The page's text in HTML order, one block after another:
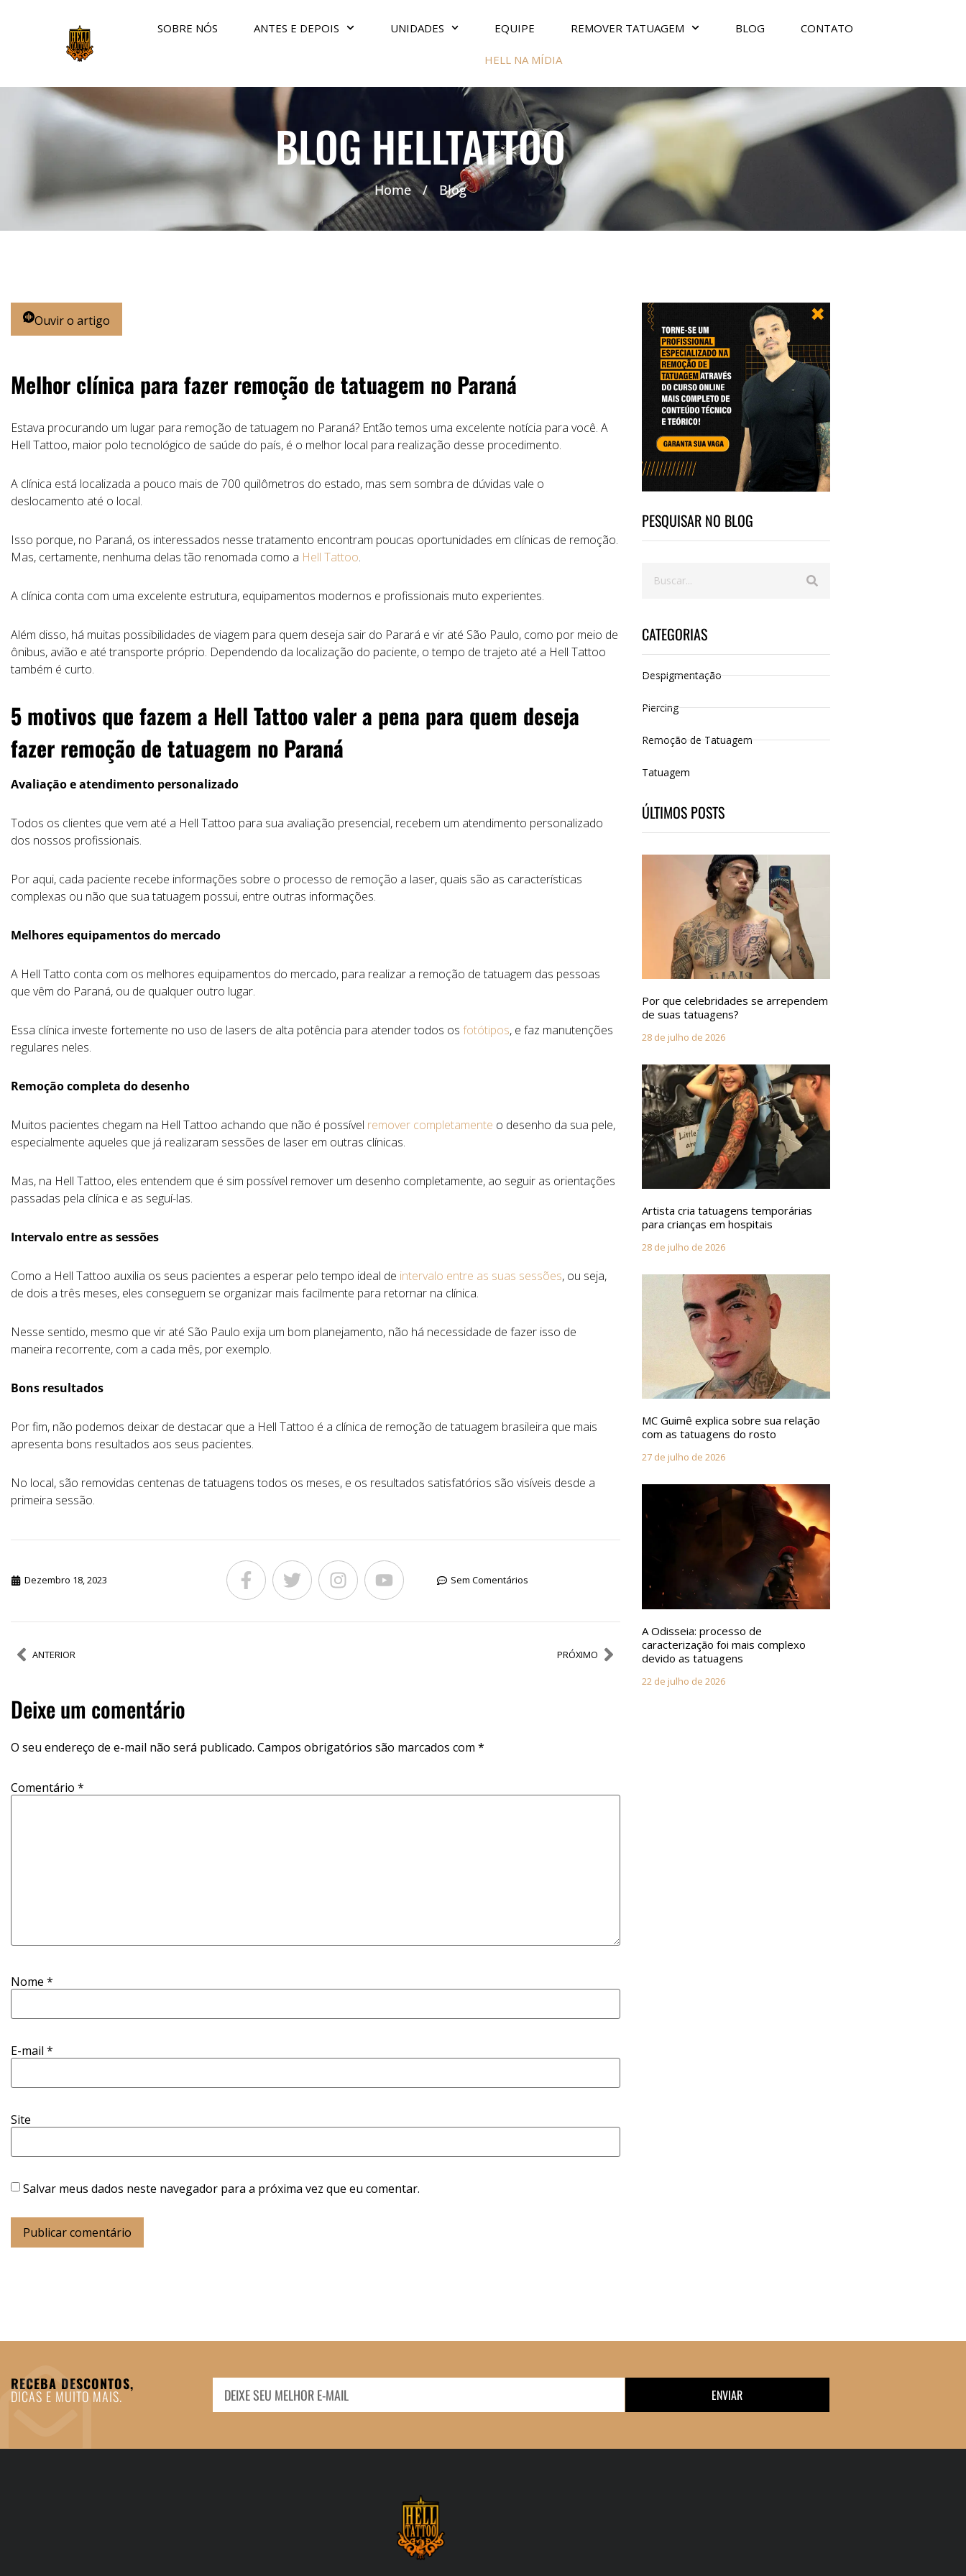
SOBRE NÓS ANTES E DEPOIS UNIDADES EQUIPE REMOVER TATUAGEM BLOG CONTATO
HELL NA MÍDIA
BLOG HELLTATTOO
Home / Blog
Ouvir o artigo
Melhor clínica para fazer remoção de tatuagem no Paraná
Estava procurando um lugar para remoção de tatuagem no Paraná? Então temos uma excelente notícia para você. A
Hell Tattoo, maior polo tecnológico de saúde do país, é o melhor local para realização desse procedimento.
A clínica está localizada a pouco mais de 700 quilômetros do estado, mas sem sombra de dúvidas vale o
deslocamento até o local.
Isso porque, no Paraná, os interessados nesse tratamento encontram poucas oportunidades em clínicas de remoção.
Mas, certamente, nenhuma delas tão renomada como a Hell Tattoo.
A clínica conta com uma excelente estrutura, equipamentos modernos e profissionais muto experientes.
Além disso, há muitas possibilidades de viagem para quem deseja sair do Parará e vir até São Paulo, como por meio de
ônibus, avião e até transporte próprio. Dependendo da localização do paciente, o tempo de trajeto até a Hell Tattoo
também é curto.
5 motivos que fazem a Hell Tattoo valer a pena para quem deseja
fazer remoção de tatuagem no Paraná
Avaliação e atendimento personalizado
Todos os clientes que vem até a Hell Tattoo para sua avaliação presencial, recebem um atendimento personalizado
dos nossos profissionais.
Por aqui, cada paciente recebe informações sobre o processo de remoção a laser, quais são as características
complexas ou não que sua tatuagem possui, entre outras informações.
Melhores equipamentos do mercado
A Hell Tatto conta com os melhores equipamentos do mercado, para realizar a remoção de tatuagem das pessoas
que vêm do Paraná, ou de qualquer outro lugar.
Essa clínica investe fortemente no uso de lasers de alta potência para atender todos os fotótipos, e faz manutenções
regulares neles.
Remoção completa do desenho
Muitos pacientes chegam na Hell Tattoo achando que não é possível remover completamente o desenho da sua pele,
especialmente aqueles que já realizaram sessões de laser em outras clínicas.
Mas, na Hell Tattoo, eles entendem que é sim possível remover um desenho completamente, ao seguir as orientações
passadas pela clínica e as seguí-las.
Intervalo entre as sessões
Como a Hell Tattoo auxilia os seus pacientes a esperar pelo tempo ideal de intervalo entre as suas sessões, ou seja,
de dois a três meses, eles conseguem se organizar mais facilmente para retornar na clínica.
Nesse sentido, mesmo que vir até São Paulo exija um bom planejamento, não há necessidade de fazer isso de
maneira recorrente, com a cada mês, por exemplo.
Bons resultados
Por fim, não podemos deixar de destacar que a Hell Tattoo é a clínica de remoção de tatuagem brasileira que mais
apresenta bons resultados aos seus pacientes.
No local, são removidas centenas de tatuagens todos os meses, e os resultados satisfatórios são visíveis desde a
primeira sessão.
Dezembro 18, 2023 Sem Comentários
ANTERIOR PRÓXIMO
Deixe um comentário
O seu endereço de e-mail não será publicado. Campos obrigatórios são marcados com *
Comentário *
Nome *
E-mail *
Site
Salvar meus dados neste navegador para a próxima vez que eu comentar.
PESQUISAR NO BLOG
CATEGORIAS
Despigmentação
Piercing
Remoção de Tatuagem
Tatuagem
ÚLTIMOS POSTS
Por que celebridades se arrependem
de suas tatuagens?
28 de julho de 2026
Artista cria tatuagens temporárias
para crianças em hospitais
28 de julho de 2026
MC Guimê explica sobre sua relação
com as tatuagens do rosto
27 de julho de 2026
A Odisseia: processo de
caracterização foi mais complexo
devido as tatuagens
22 de julho de 2026
RECEBA DESCONTOS,
DICAS E MUITO MAIS. ENVIAR